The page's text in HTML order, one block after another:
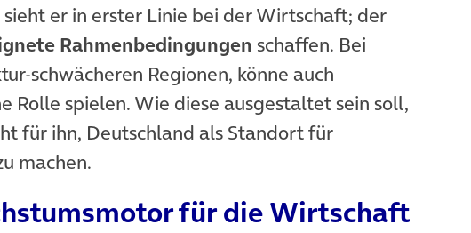
er in erster Linie bei der Wirtschaft; der
Rahmenbedingungen schaffen. Bei
schwächeren Regionen, könne auch
Rolle spielen. Wie diese ausgestaltet sein soll,
für ihn, Deutschland als Standort für
machen.
für die Wirtschaft